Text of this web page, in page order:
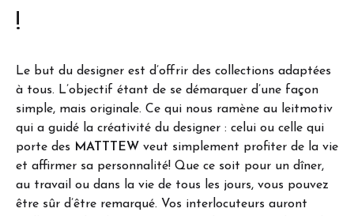
!
Le but du designer est d’offrir des collections adaptées
à tous. L’objectif étant de se démarquer d’une façon
simple, mais originale. Ce qui nous ramène au leitmotiv
qui a guidé la créativité du designer : celui ou celle qui
porte des MATTTEW veut simplement profiter de la vie
et affirmer sa personnalité! Que ce soit pour un dîner,
au travail ou dans la vie de tous les jours, vous pouvez
être sûr d’être remarqué. Vos interlocuteurs auront